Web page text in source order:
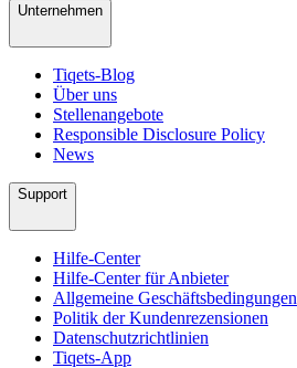
Unternehmen
Tiqets-Blog
Über uns
Stellenangebote
Responsible Disclosure Policy
News
Support
Hilfe-Center
Hilfe-Center für Anbieter
Allgemeine Geschäftsbedingungen
Politik der Kundenrezensionen
Datenschutzrichtlinien
Tiqets-App